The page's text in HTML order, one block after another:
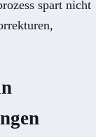
spart nicht